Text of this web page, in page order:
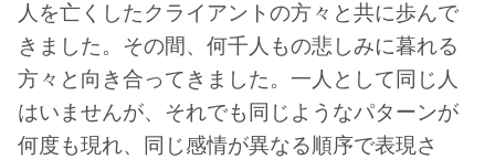
人を亡くしたクライアントの方々と共に歩んで
きました。その間、何千人もの悲しみに暮れる
方々と向き合ってきました。一人として同じ人
はいませんが、それでも同じようなパターンが
何度も現れ、同じ感情が異なる順序で表現さ